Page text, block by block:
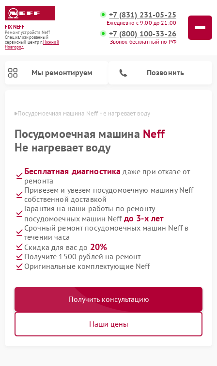
FIX-NEFF
Ремонт устройств Neff
Специализированный
cервисный центр г.Нижний
Новгород
+7 (831) 231-05-25
Ежедневно с 9:00 до 21:00
+7 (800) 100-33-26
Звонок бесплатный по РФ
Мы ремонтируем Позвонить
Посудомоечная машина Neff не нагревает воду
Посудомоечная машина Neff
Не нагревает воду
Бесплатная диагностика даже при отказе от
ремонта
Привезем и увезем посудомоечную машину Neff
собственной доставкой
Гарантия на наши работы по ремонту
посудомоечных машин Neff до 3-х лет
Срочный ремонт посудомоечных машин Neff в
течении часа
Скидка для вас до 20%
Получите 1500 рублей на ремонт
Оригинальные комплектующие Neff
Получить консультацию
Наши цены